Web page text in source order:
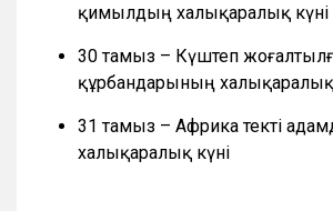
қимылдың халықаралық күні
30 тамыз – Күштеп
құрбандарының халықаралық
31 тамыз – Африка текті
халықаралық күні